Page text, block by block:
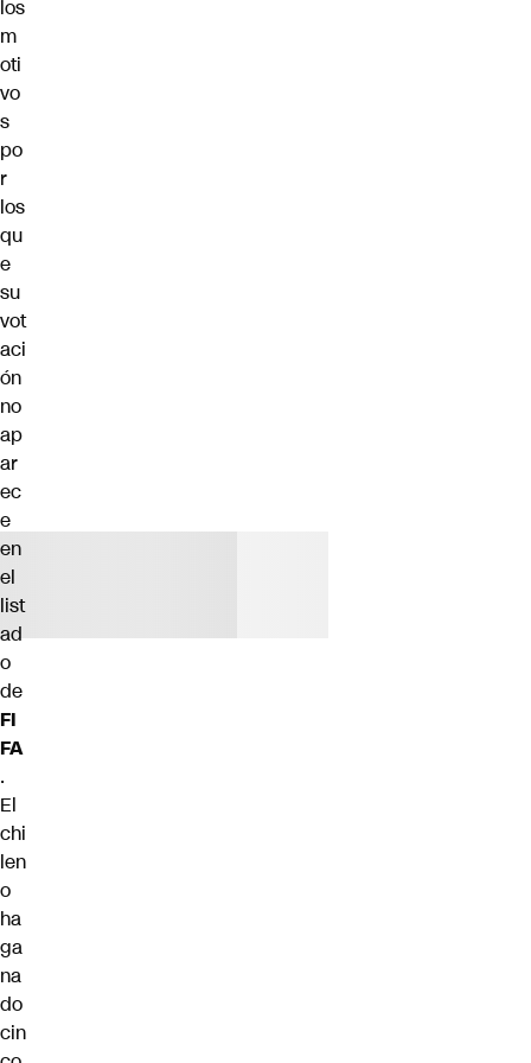
los
m
oti
vo
s
po
r
los
qu
e
su
vot
aci
ón
no
ap
ar
ec
e
en
el
list
ad
o
de
FI
FA
.
El
chi
len
o
ha
ga
na
do
cin